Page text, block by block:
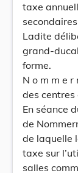
taxe
Ladite
grand-
forme.
N o m m e
des centres
En séance
de
de laquelle
taxe sur
salles